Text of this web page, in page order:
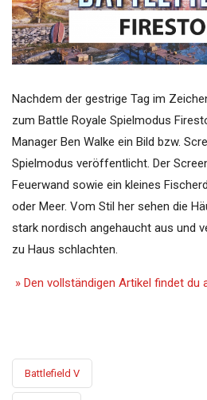
Nachdem der gestrige Tag im
zum Battle Royale Spielmodus
Manager Ben Walke ein Bild bzw.
Spielmodus veröffentlicht. Der
Feuerwand sowie ein kleines
oder Meer. Vom Stil her sehen die
stark nordisch angehaucht aus und
zu Haus schlachten.
» Den vollständigen Artikel findet du
Battlefield V